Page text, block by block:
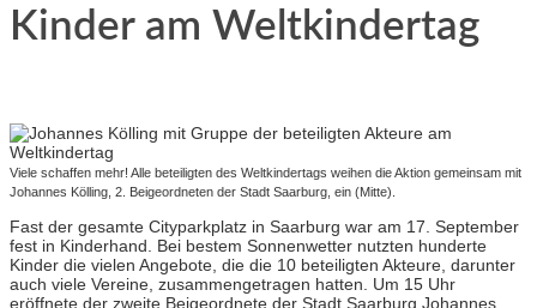
Kinder am Weltkindertag
Viele schaffen mehr! Alle beteiligten des Weltkindertags weihen die Aktion gemeinsam mit
Johannes Kölling, 2. Beigeordneten der Stadt Saarburg, ein (Mitte).
Fast der gesamte Cityparkplatz in Saarburg war am 17. September
fest in Kinderhand. Bei bestem Sonnenwetter nutzten hunderte
Kinder die vielen Angebote, die die 10 beteiligten Akteure, darunter
auch viele Vereine, zusammengetragen hatten. Um 15 Uhr
eröffnete der zweite Beigeordnete der Stadt Saarburg Johannes